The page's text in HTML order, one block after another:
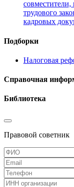
трудового
кадровых
Подборки
Налоговая
Справочная
Библиотека
Правовой советник